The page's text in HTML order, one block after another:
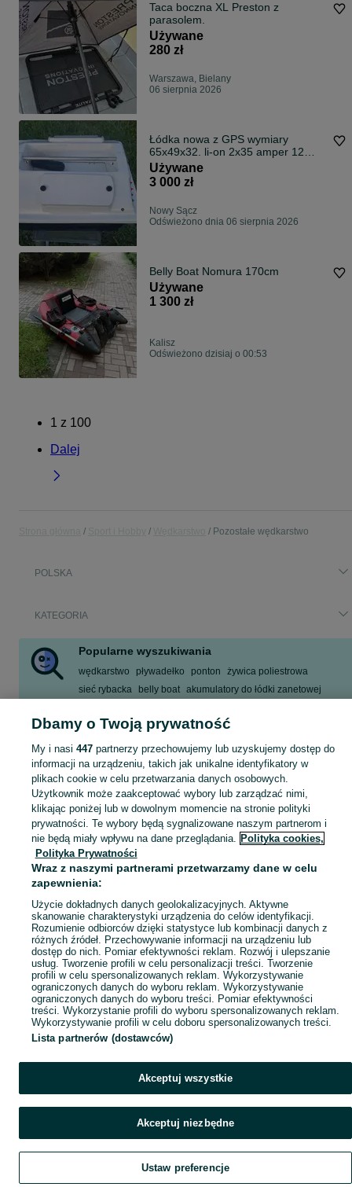
Taca boczna XL Preston z
parasolem.
Używane
280 zł
Warszawa, Bielany
06 sierpnia 2026
Łódka nowa z GPS wymiary
65x49x32. li-on 2x35 amper 12
volt.
Używane
3 000 zł
Nowy Sącz
Odświeżono dnia 06 sierpnia 2026
Belly Boat Nomura 170cm
Używane
1 300 zł
Kalisz
Odświeżono dzisiaj o 00:53
1 z 100
Dalej
Pozostałe wędkarstwo
POLSKA
KATEGORIA
Popularne wyszukiwania
wędkarstwo pływadełko ponton
żywica poliestrowa
sieć rybacka
belly boat akumulatory do łódki zanetowej
Zobacz Więcej
Sprzedaż pozostałego sprzętu wędkarskiego w Polsce ▶️ Aktualne oferty ✅ Duży wybór produktów w atrakcyjnych cenach ✌ Znajdź ogłoszenia na OLX.pl!
Mapa kategorii
Mapa miejscowości
Mapa ministron
Popularne wyszukiwania
Szukaj Obserwujesz Dodaj
Dbamy o Twoją prywatność
My i nasi 447partnerzy przechowujemy lub uzyskujemy dostęp do
informacji na urządzeniu, takich jak unikalne identyfikatory w
plikach cookie w celu przetwarzania danych osobowych.
Użytkownik może zaakceptować wybory lub zarządzać nimi,
klikając poniżej lub w dowolnym momencie na stronie polityki
prywatności. Te wybory będą sygnalizowane naszym partnerom i
nie będą miały wpływu na dane przeglądania. Polityka cookies,
Polityka Prywatności
Wraz z naszymi partnerami przetwarzamy dane w celu
zapewnienia:
Użycie dokładnych danych geolokalizacyjnych. Aktywne
skanowanie charakterystyki urządzenia do celów identyfikacji.
Rozumienie odbiorców dzięki statystyce lub kombinacji danych z
różnych źródeł. Przechowywanie informacji na urządzeniu lub
dostęp do nich. Pomiar efektywności reklam. Rozwój i ulepszanie
usług. Tworzenie profili w celu personalizacji treści. Tworzenie
profili w celu spersonalizowanych reklam. Wykorzystywanie
ograniczonych danych do wyboru reklam. Wykorzystywanie
ograniczonych danych do wyboru treści. Pomiar efektywności
treści. Wykorzystanie profili do wyboru spersonalizowanych reklam.
Wykorzystywanie profili w celu doboru spersonalizowanych treści.
Lista partnerów (dostawców)
Akceptuj wszystkie
Akceptuj niezbędne
Ustaw preferencje